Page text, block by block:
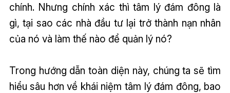
chính. Nhưng chính xác thì tâm lý đám đông là
gì, tại sao các nhà đầu tư lại trở thành nạn nhân
của nó và làm thế nào để quản lý nó?
Trong hướng dẫn toàn diện này, chúng ta sẽ tìm
hiểu sâu hơn về khái niệm tâm lý đám đông, bao